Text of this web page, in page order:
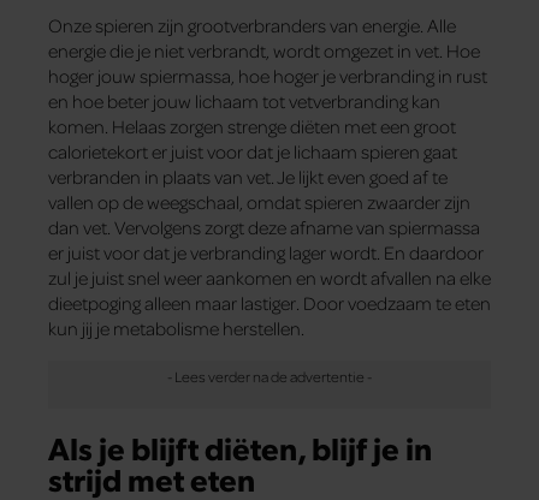
Onze spieren zijn grootverbranders van energie. Alle
energie die je niet verbrandt, wordt omgezet in vet. Hoe
hoger jouw spiermassa, hoe hoger je verbranding in rust
en hoe beter jouw lichaam tot vetverbranding kan
komen. Helaas zorgen strenge diëten met een groot
calorietekort er juist voor dat je lichaam spieren gaat
verbranden in plaats van vet. Je lijkt even goed af te
vallen op de weegschaal, omdat spieren zwaarder zijn
dan vet. Vervolgens zorgt deze afname van spiermassa
er juist voor dat je verbranding lager wordt. En daardoor
zul je juist snel weer aankomen en wordt afvallen na elke
dieetpoging alleen maar lastiger. Door voedzaam te eten
kun jij je metabolisme herstellen.
Als je blijft diëten, blijf je in
strijd met eten